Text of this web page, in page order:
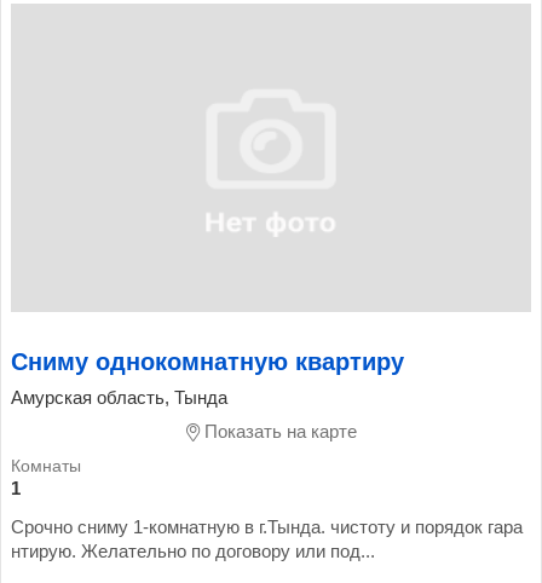
Сниму однокомнатную квартиру
Амурская область, Тында
Показать на карте
1
Срочно сниму 1-комнатную в г.Тында. чистоту и порядок гара
нтирую. Желательно по договору или под...